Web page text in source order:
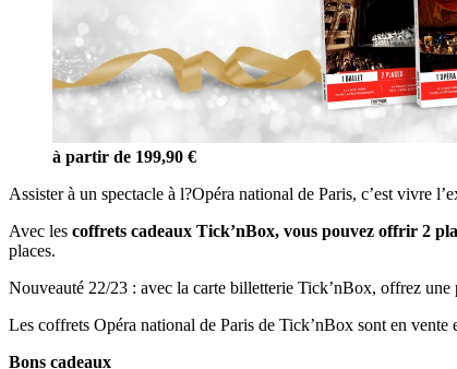
à partir de 199,90 €
Assister à un spectacle à l?Opéra national de Paris, c’est vivre
Avec les coffrets cadeaux Tick’nBox, vous pouvez offrir 2
places.
Nouveauté 22/23 : avec la carte billetterie Tick’nBox, offrez une
Les coffrets Opéra national de Paris de Tick’nBox sont en
Bons cadeaux